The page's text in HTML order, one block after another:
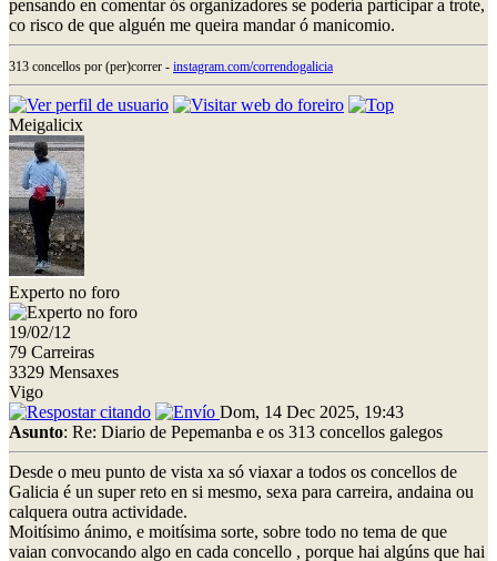
pensando en comentar ós organizadores se podería participar a trote,
co risco de que alguén me queira mandar ó manicomio.
313 concellos por (per)correr - instagram.com/correndogalicia
Meigalicix
Experto no foro
19/02/12
79 Carreiras
3329 Mensaxes
Vigo
Dom, 14 Dec 2025, 19:43
Asunto: Re: Diario de Pepemanba e os 313 concellos galegos
Desde o meu punto de vista xa só viaxar a todos os concellos de
Galicia é un super reto en si mesmo, sexa para carreira, andaina ou
calquera outra actividade.
Moitísimo ánimo, e moitísima sorte, sobre todo no tema de que
vaian convocando algo en cada concello , porque hai algúns que hai